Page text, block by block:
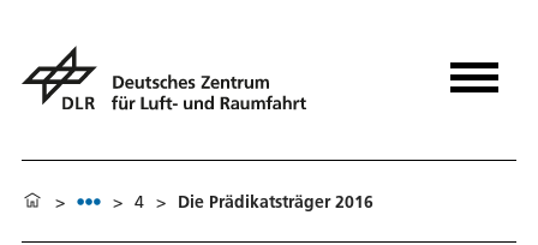
> > 4 > Die Prädikatsträger 2016